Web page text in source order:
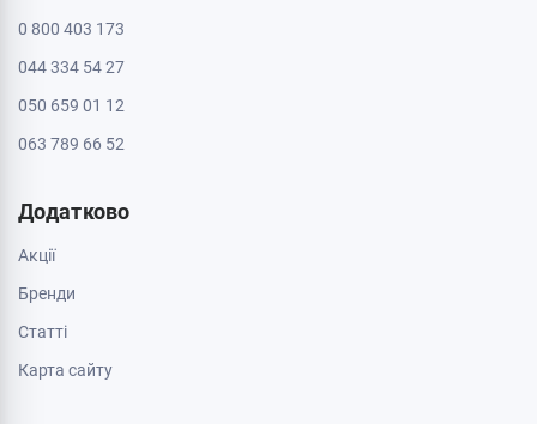
0 800 403 173
044 334 54 27
050 659 01 12
063 789 66 52
Додатково
Акції
Бренди
Cтатті
Карта сайту